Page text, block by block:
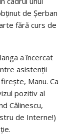
de Şerban
fără curs de
a încercat
asistenţii
Manu. Ca
pozitiv al
Călinescu,
de Interne!)